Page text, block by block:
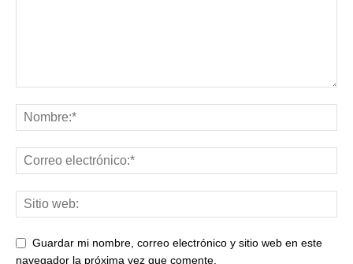
Guardar mi nombre, correo electrónico y sitio web en este
navegador la próxima vez que comente.